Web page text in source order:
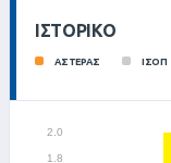
ΙΣΤΟΡΙΚΌ
ΑΣΤΕΡΑΣ ΙΣΟΠ